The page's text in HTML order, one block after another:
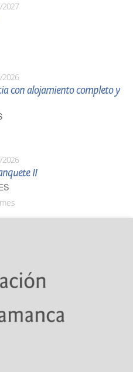
2027
2026
con alojamiento completo y
2026
II